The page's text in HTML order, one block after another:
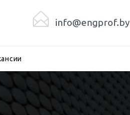
 info@engprof.by